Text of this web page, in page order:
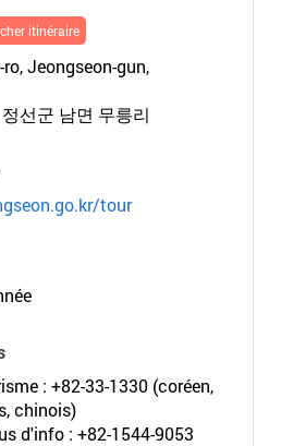
itinéraire
Jeongseon-gun,
선군 남면 무릉리
tour
: +82-33-1330 (coréen,
chinois)
d'info : +82-1544-9053